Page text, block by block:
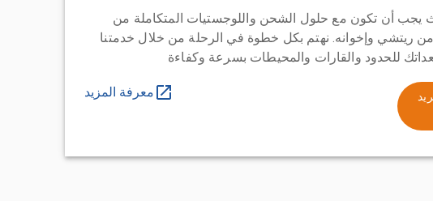
يجب أن تكون مع حلول الشحن واللوجستيات المتكاملة من
من ريتشي وإخوانه. نهتم بكل خطوة في الرحلة من خلال خدمتنا
للحدود والقارات والمحيطات بسرعة وكفاءة
معرفة المزيد